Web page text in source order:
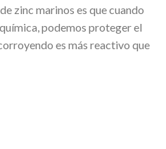
zinc marinos es que cuando
podemos proteger el
es más reactivo que